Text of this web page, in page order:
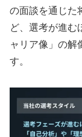
の面談を通じた
ど、選考が進む
ャリア像」の解
す。